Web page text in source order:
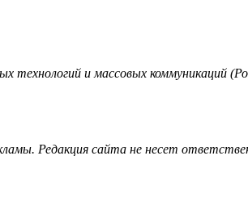
технологий и массовых коммуникаций
Редакция сайта не несет